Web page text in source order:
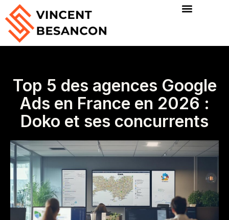
Top 5 des agences Google
Ads en France en 2026 :
Doko et ses concurrents